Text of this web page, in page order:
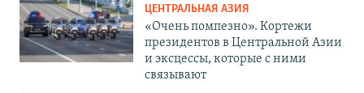
ЦЕНТРАЛЬНАЯ АЗИЯ
«Очень помпезно». Кортежи
президентов в Центральной Азии
и эксцессы, которые с ними
связывают